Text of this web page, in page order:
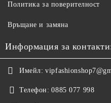
Политика за поверителност
Връщане и замяна
Информация за
Имейл:
Телефон: 0885 077 998